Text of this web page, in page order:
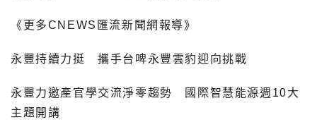
《更多CNEWS匯流新聞網報導》
永豐持續力挺 攜手台啤永豐雲豹迎向挑戰
永豐力邀產官學交流淨零趨勢 國際智慧能源週10大
主題開講